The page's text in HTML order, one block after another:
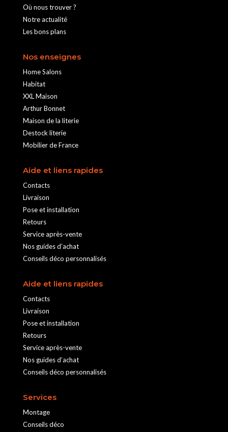
Où nous trouver ?
Notre actualité
Les bons plans
Nos enseignes
Home Salons
Habitat
XXL Maison
Arthur Bonnet
Maison de la literie
Destock literie
Mobilier de France
Aide et liens rapides
Contacts
Livraison
Pose et installation
Retours
Service après-vente
Nos guides d’achat
Conseils déco personnalisés
Aide et liens rapides
Contacts
Livraison
Pose et installation
Retours
Service après-vente
Nos guides d’achat
Conseils déco personnalisés
Services
Montage
Conseils déco